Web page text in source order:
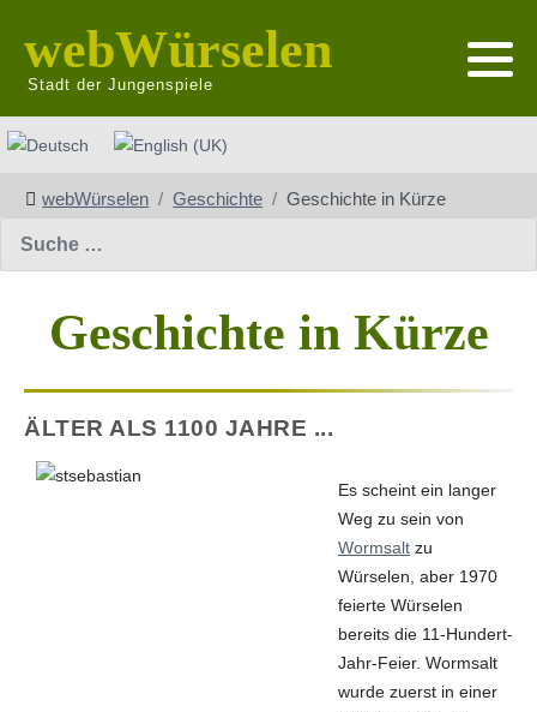
webWürselen
Stadt der Jungenspiele
Sprache auswählen
webWürselen Geschichte Geschichte in Kürze
Geschichte in Kürze
ÄLTER ALS 1100 JAHRE ...
Es scheint ein langer
Weg zu sein von
Wormsalt zu
Würselen, aber 1970
feierte Würselen
bereits die 11-Hundert-
Jahr-Feier. Wormsalt
wurde zuerst in einer